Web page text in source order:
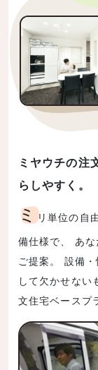
ミヤウチの注
らしやすく。
ミリ単位の自
備仕様で、 あ
ご提案。 設備
して欠かせない
文住宅ベースプ